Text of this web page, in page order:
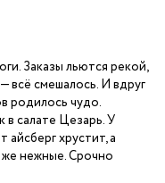
Заказы льются рекой,
всё смешалось. И вдруг
родилось чудо.
в салате Цезарь. У
айсберг хрустит, а
нежные. Срочно